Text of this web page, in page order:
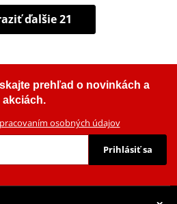
ďalšie 21
prehľad o novinkách a
akciách.
osobných údajov
Prihlásiť sa